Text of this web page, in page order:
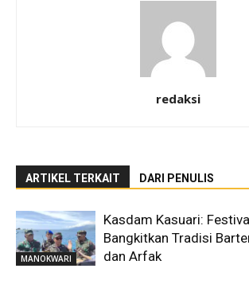
redaksi
ARTIKEL TERKAIT DARI PENULIS
MANOKWARI
Kasdam Kasuari:
Bangkitkan Tradisi
dan Arfak